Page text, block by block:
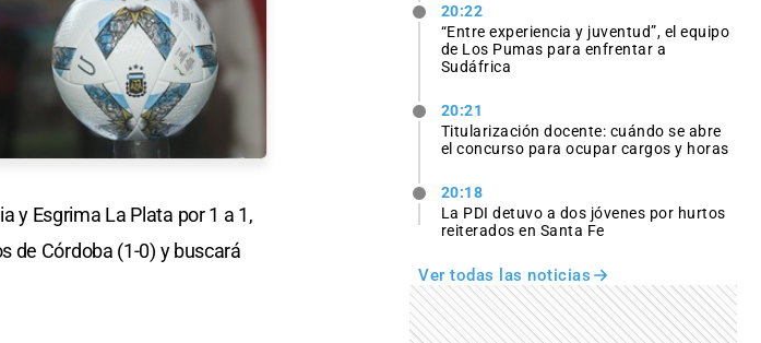
y Esgrima La Plata por 1 a 1,
de Córdoba (1-0) y buscará
20:22
“Entre experiencia y juventud”, el equipo
de Los Pumas para enfrentar a
Sudáfrica
20:21
Titularización docente: cuándo se abre
el concurso para ocupar cargos y horas
20:18
La PDI detuvo a dos jóvenes por hurtos
reiterados en Santa Fe
Ver todas las noticias